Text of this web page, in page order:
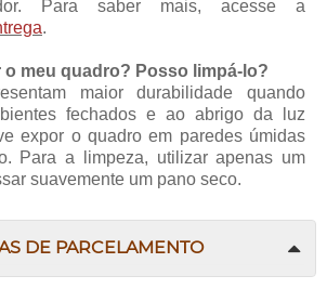
Para saber mais, acesse a
.
meu quadro? Posso limpá-lo?
maior durabilidade quando
fechados e ao abrigo da luz
expor o quadro em paredes úmidas
Para a limpeza, utilizar apenas um
suavemente um pano seco.
DE PARCELAMENTO